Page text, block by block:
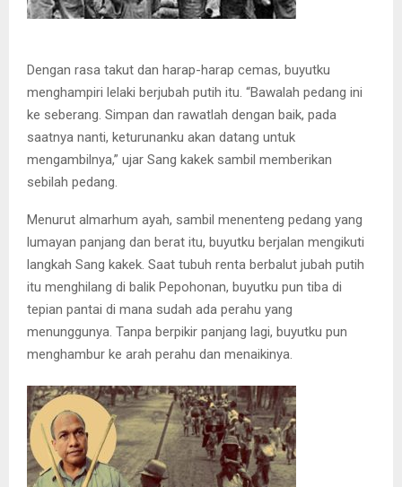
Dengan rasa takut dan harap-harap cemas, buyutku
menghampiri lelaki berjubah putih itu. “Bawalah pedang ini
ke seberang. Simpan dan rawatlah dengan baik, pada
saatnya nanti, keturunanku akan datang untuk
mengambilnya,” ujar Sang kakek sambil memberikan
sebilah pedang.
Menurut almarhum ayah, sambil menenteng pedang yang
lumayan panjang dan berat itu, buyutku berjalan mengikuti
langkah Sang kakek. Saat tubuh renta berbalut jubah putih
itu menghilang di balik Pepohonan, buyutku pun tiba di
tepian pantai di mana sudah ada perahu yang
menunggunya. Tanpa berpikir panjang lagi, buyutku pun
menghambur ke arah perahu dan menaikinya.